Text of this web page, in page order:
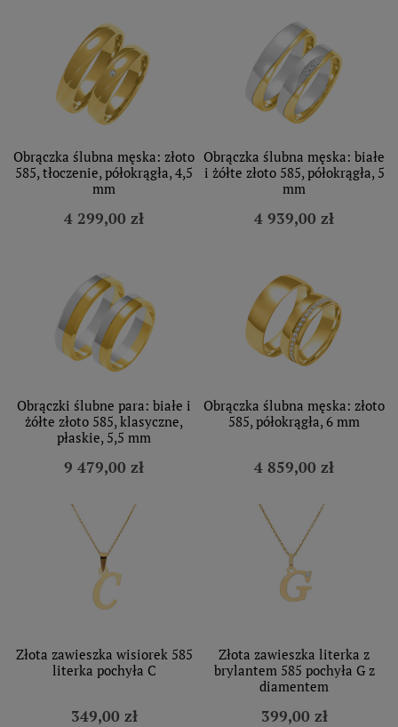
Obrączka ślubna męska: złoto
585, tłoczenie, półokrągła, 4,5
mm
4 299,00 zł
Obrączka ślubna męska: białe
i żółte złoto 585, półokrągła, 5
mm
4 939,00 zł
Obrączki ślubne para: białe i
żółte złoto 585, klasyczne,
płaskie, 5,5 mm
9 479,00 zł
Obrączka ślubna męska: złoto
585, półokrągła, 6 mm
4 859,00 zł
Złota zawieszka wisiorek 585
literka pochyła C
349,00 zł
Złota zawieszka literka z
brylantem 585 pochyła G z
diamentem
399,00 zł